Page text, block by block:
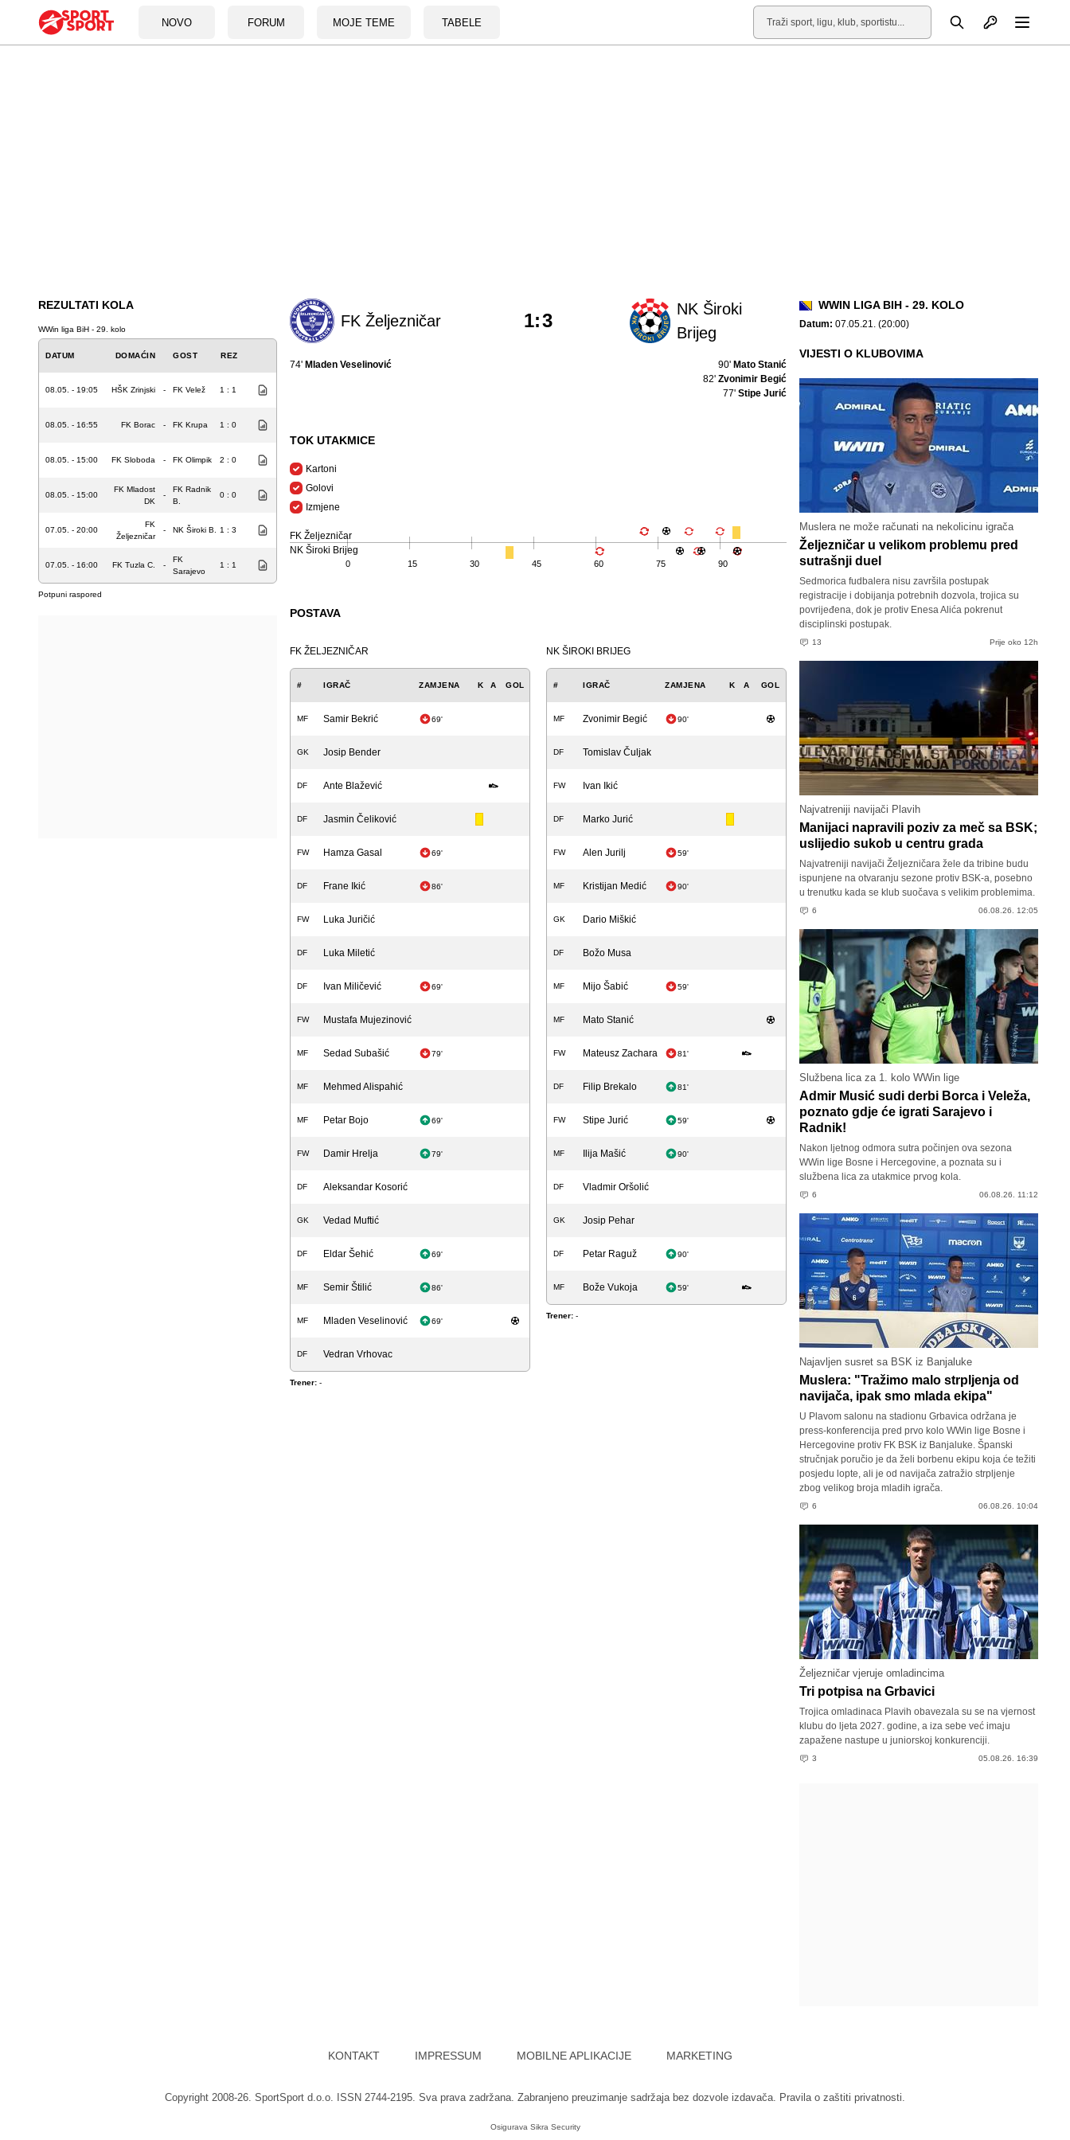
NOVO FORUM MOJE TEME TABELE
Pretraga Otvori profil
REZULTATI KOLA
WWin liga BiH - 29. kolo
DATUM DOMAĆIN GOST REZ
08.05. - 19:05 HŠK Zrinjski - FK Velež 1 : 1
08.05. - 16:55 FK Borac - FK Krupa 1 : 0
08.05. - 15:00 FK Sloboda - FK Olimpik 2 : 0
08.05. - 15:00
FK Mladost
DK
-
FK Radnik
B.
0 : 0
07.05. - 20:00
FK
Željezničar
- NK Široki B. 1 : 3
07.05. - 16:00 FK Tuzla C. -
FK
Sarajevo
1 : 1
Potpuni raspored
FK Željezničar
NK Široki
Brijeg
1:3
74' Mladen Veselinović 90' Mato Stanić
82' Zvonimir Begić
77' Stipe Jurić
TOK UTAKMICE
Kartoni
Golovi
Izmjene
FK Željezničar
NK Široki Brijeg
0 15 30 45 60 75 90
POSTAVA
FK ŽELJEZNIČAR
# IGRAČ ZAMJENA K A GOL
MF Samir Bekrić 69'
GK Josip Bender
DF Ante Blažević
DF Jasmin Čeliković
FW Hamza Gasal 69'
DF Frane Ikić 86'
FW Luka Juričić
DF Luka Miletić
DF Ivan Miličević 69'
FW Mustafa Mujezinović
MF Sedad Subašić 79'
MF Mehmed Alispahić
MF Petar Bojo 69'
FW Damir Hrelja 79'
DF Aleksandar Kosorić
GK Vedad Muftić
DF Eldar Šehić 69'
MF Semir Štilić 86'
MF Mladen Veselinović 69'
DF Vedran Vrhovac
Trener: -
NK ŠIROKI BRIJEG
# IGRAČ ZAMJENA K A GOL
MF Zvonimir Begić 90'
DF Tomislav Čuljak
FW Ivan Ikić
DF Marko Jurić
FW Alen Jurilj 59'
MF Kristijan Medić 90'
GK Dario Miškić
DF Božo Musa
MF Mijo Šabić 59'
MF Mato Stanić
FW Mateusz Zachara 81'
DF Filip Brekalo 81'
FW Stipe Jurić 59'
MF Ilija Mašić 90'
DF Vladmir Oršolić
GK Josip Pehar
DF Petar Raguž 90'
MF Bože Vukoja 59'
Trener: -
WWIN LIGA BIH - 29. KOLO
Datum: 07.05.21. (20:00)
VIJESTI O KLUBOVIMA
Muslera ne može računati na nekolicinu igrača
Željezničar u velikom problemu pred
sutrašnji duel
Sedmorica fudbalera nisu završila postupak
registracije i dobijanja potrebnih dozvola, trojica su
povrijeđena, dok je protiv Enesa Alića pokrenut
disciplinski postupak.
13 Prije oko 12h
Najvatreniji navijači Plavih
Manijaci napravili poziv za meč sa BSK;
uslijedio sukob u centru grada
Najvatreniji navijači Željezničara žele da tribine budu
ispunjene na otvaranju sezone protiv BSK-a, posebno
u trenutku kada se klub suočava s velikim problemima.
6 06.08.26. 12:05
Službena lica za 1. kolo WWin lige
Admir Musić sudi derbi Borca i Veleža,
poznato gdje će igrati Sarajevo i
Radnik!
Nakon ljetnog odmora sutra počinjen ova sezona
WWin lige Bosne i Hercegovine, a poznata su i
službena lica za utakmice prvog kola.
6 06.08.26. 11:12
Najavljen susret sa BSK iz Banjaluke
Muslera: "Tražimo malo strpljenja od
navijača, ipak smo mlada ekipa"
U Plavom salonu na stadionu Grbavica održana je
press-konferencija pred prvo kolo WWin lige Bosne i
Hercegovine protiv FK BSK iz Banjaluke. Španski
stručnjak poručio je da želi borbenu ekipu koja će težiti
posjedu lopte, ali je od navijača zatražio strpljenje
zbog velikog broja mladih igrača.
6 06.08.26. 10:04
Željezničar vjeruje omladincima
Tri potpisa na Grbavici
Trojica omladinaca Plavih obavezala su se na vjernost
klubu do ljeta 2027. godine, a iza sebe već imaju
zapažene nastupe u juniorskoj konkurenciji.
3 05.08.26. 16:39
KONTAKT IMPRESSUM MOBILNE APLIKACIJE MARKETING
Copyright 2008-26. SportSport d.o.o. ISSN 2744-2195. Sva prava zadržana. Zabranjeno preuzimanje sadržaja bez dozvole izdavača. Pravila o zaštiti privatnosti.
Osigurava Sikra Security